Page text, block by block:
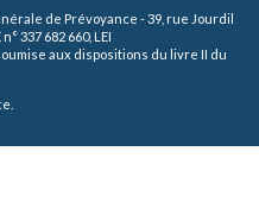
de Prévoyance -39, rue Jourdil
n° 337 682 660, LEI
aux dispositions du livre II du